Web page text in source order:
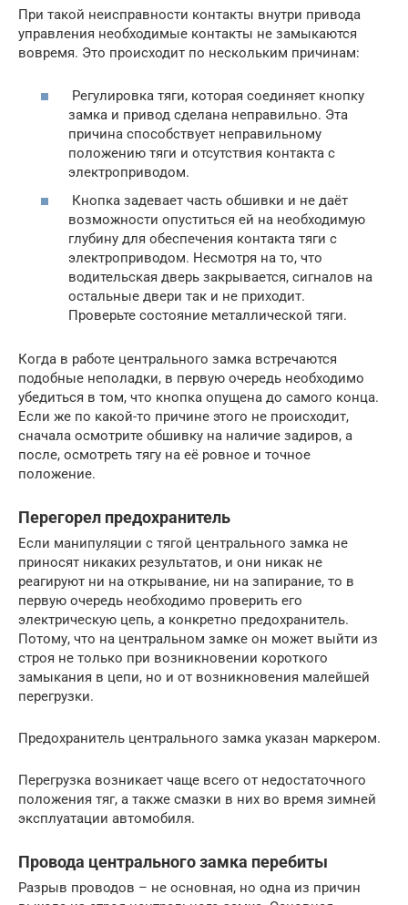
При такой неисправности контакты внутри привода
управления необходимые контакты не замыкаются
вовремя. Это происходит по нескольким причинам:
Регулировка тяги, которая соединяет кнопку
замка и привод сделана неправильно. Эта
причина способствует неправильному
положению тяги и отсутствия контакта с
электроприводом.
Кнопка задевает часть обшивки и не даёт
возможности опуститься ей на необходимую
глубину для обеспечения контакта тяги с
электроприводом. Несмотря на то, что
водительская дверь закрывается, сигналов на
остальные двери так и не приходит.
Проверьте состояние металлической тяги.
Когда в работе центрального замка встречаются
подобные неполадки, в первую очередь необходимо
убедиться в том, что кнопка опущена до самого конца.
Если же по какой-то причине этого не происходит,
сначала осмотрите обшивку на наличие задиров, а
после, осмотреть тягу на её ровное и точное
положение.
Перегорел предохранитель
Если манипуляции с тягой центрального замка не
приносят никаких результатов, и они никак не
реагируют ни на открывание, ни на запирание, то в
первую очередь необходимо проверить его
электрическую цепь, а конкретно предохранитель.
Потому, что на центральном замке он может выйти из
строя не только при возникновении короткого
замыкания в цепи, но и от возникновения малейшей
перегрузки.
Предохранитель центрального замка указан маркером.
Перегрузка возникает чаще всего от недостаточного
положения тяг, а также смазки в них во время зимней
эксплуатации автомобиля.
Провода центрального замка перебиты
Разрыв проводов – не основная, но одна из причин